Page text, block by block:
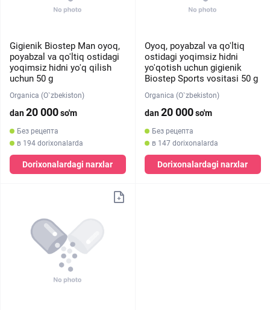
Gigienik Biostep Man oyoq,
poyabzal va qo'ltiq ostidagi
yoqimsiz hidni yo'q qilish
uchun 50 g
Organica (O`zbekiston)
dan20 000so'm
Без рецепта
в 194 dorixonalarda
Dorixonalardagi narxlar
Oyoq, poyabzal va qo'ltiq
ostidagi yoqimsiz hidni
yo'qotish uchun gigienik
Biostep Sports vositasi 50 g
Organica (O`zbekiston)
dan20 000so'm
Без рецепта
в 147 dorixonalarda
Dorixonalardagi narxlar